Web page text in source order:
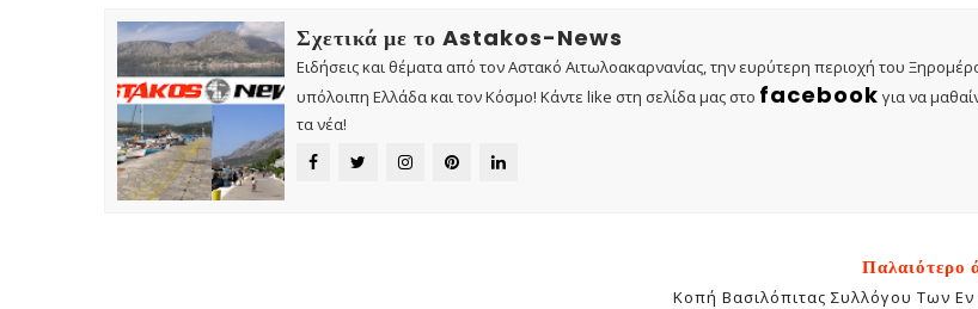
Σχετικά με το Astakos-News
Ειδήσεις και θέματα από τον Αστακό Αιτωλοακαρνανίας, την ευρύτερη περιοχή του
υπόλοιπη Ελλάδα και τον Κόσμο! Κάντε like στη σελίδα μας στο facebook για να
τα νέα!
Παλαιότερο
Κοπή Βασιλόπιτας Συλλόγου Των Εν